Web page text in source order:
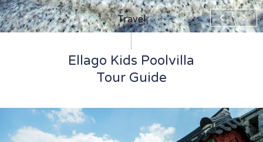
chevron_left chevron_right
Travel
Ellago Kids Poolvilla
Tour Guide